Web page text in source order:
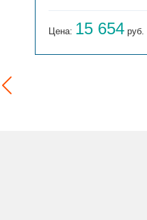
Цена: 15 654 руб.